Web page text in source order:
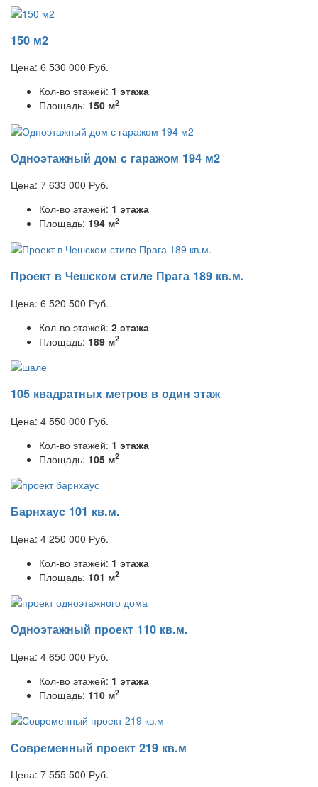
150 м2
Цена: 6 530 000 Руб.
Кол-во этажей: 1 этажа
Площадь: 150 м2
Одноэтажный дом с гаражом 194 м2
Цена: 7 633 000 Руб.
Кол-во этажей: 1 этажа
Площадь: 194 м2
Проект в Чешском стиле Прага 189 кв.м.
Цена: 6 520 500 Руб.
Кол-во этажей: 2 этажа
Площадь: 189 м2
105 квадратных метров в один этаж
Цена: 4 550 000 Руб.
Кол-во этажей: 1 этажа
Площадь: 105 м2
Барнхаус 101 кв.м.
Цена: 4 250 000 Руб.
Кол-во этажей: 1 этажа
Площадь: 101 м2
Одноэтажный проект 110 кв.м.
Цена: 4 650 000 Руб.
Кол-во этажей: 1 этажа
Площадь: 110 м2
Современный проект 219 кв.м
Цена: 7 555 500 Руб.